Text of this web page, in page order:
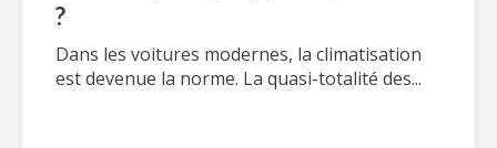
?
Dans les voitures modernes, la climatisation
est devenue la norme. La quasi-totalité des...